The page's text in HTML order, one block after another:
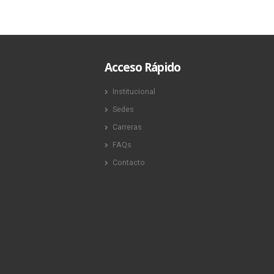
Acceso Rápido
Institucional
Sedes
Carreras
FAQs
Contacto